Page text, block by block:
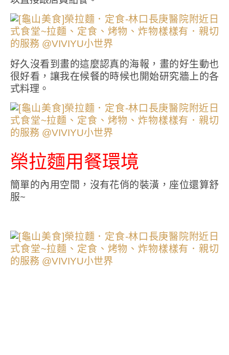
好久沒看到畫的這麼認真的海報，畫的好生動也
很好看，讓我在候餐的時候也開始研究牆上的各
式料理。
榮拉麵用餐環境
簡單的內用空間，沒有花俏的裝潢，座位還算舒
服~